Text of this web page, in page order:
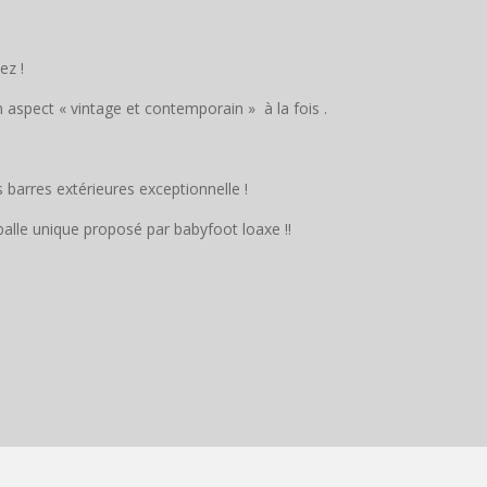
!
« vintage et contemporain » à la fois .
extérieures exceptionnelle !
unique proposé par babyfoot loaxe !!